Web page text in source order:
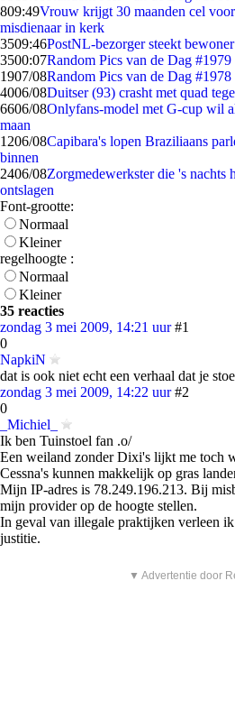
809:49Vrouw krijgt 30 maanden cel
misdienaar in kerk
3509:46PostNL-bezorger steekt
3500:07Random Pics van de Dag #1979
1907/08Random Pics van de Dag #1978
4006/08Duitser (93) crasht met quad
6606/08Onlyfans-model met G-cup wil
maan
1206/08Capibara's lopen Braziliaans
binnen
2406/08Zorgmedewerkster die 's nachts
ontslagen
Font-grootte:
Normaal
Kleiner
regelhoogte :
Normaal
Kleiner
35 reacties
zondag 3 mei 2009, 14:21 uur #1
0
NapkiN
dat is ook niet echt een verhaal dat je
zondag 3 mei 2009, 14:22 uur #2
0
_Michiel_
Ik ben Tuinstoel fan .o/
Een weiland zonder Dixi's lijkt me toch
Cessna's kunnen makkelijk op gras
Mijn IP-adres is 78.249.196.213. Bij
mijn provider op de hoogte stellen.
In geval van illegale praktijken verleen
justitie.
▼ Advertentie door